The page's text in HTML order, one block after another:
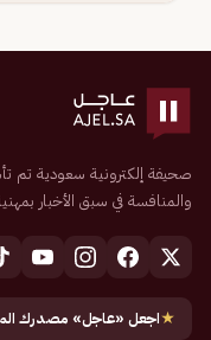
والمنافسة في سبق الأخبار
★اجعل «عاجل» مصدرك